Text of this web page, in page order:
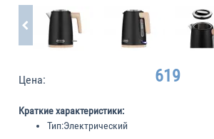
Цена: 619
Краткие характеристики:
Тип:Электрический